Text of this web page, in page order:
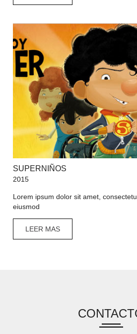
SUPERNIÑOS
2015
Lorem ipsum dolor sit amet,
eiusmod
LEER MAS